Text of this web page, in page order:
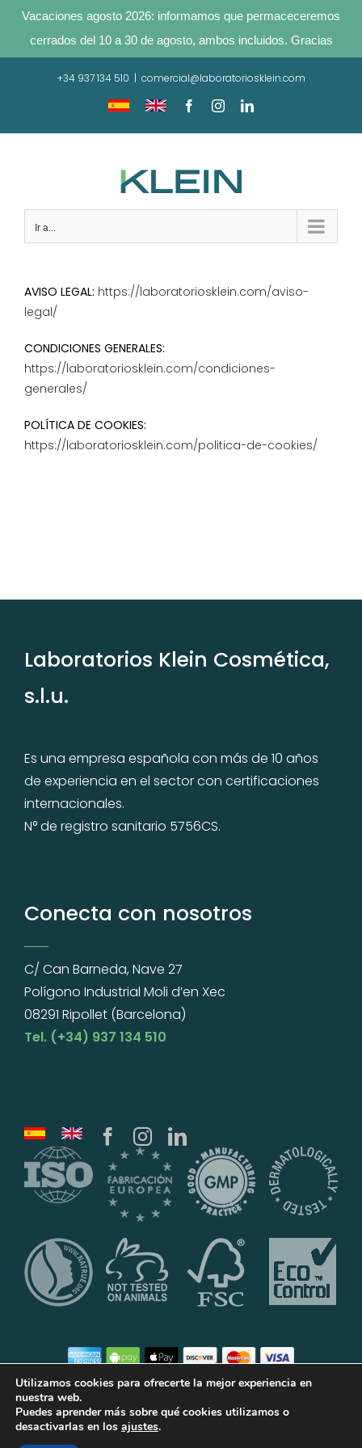
Vacaciones agosto 2026: informamos que permaceceremos
cerrados del 10 a 30 de agosto, ambos incluidos. Gracias
+34 937 134 510 | comercial@laboratoriosklein.com
TraducirTranslate
FacebookInstagramLinkedIn
Ir a...
AVISO LEGAL: https://laboratoriosklein.com/aviso-
legal/
CONDICIONES GENERALES:
https://laboratoriosklein.com/condiciones-
generales/
POLÍTICA DE COOKIES:
https://laboratoriosklein.com/politica-de-cookies/
Laboratorios Klein Cosmética,
s.l.u.
Es una empresa española con más de 10 años
de experiencia en el sector con certificaciones
internacionales.
N° de registro sanitario 5756CS.
Conecta con nosotros
C/ Can Barneda, Nave 27
Polígono Industrial Moli d’en Xec
08291 Ripollet (Barcelona)
Tel. (+34) 937 134 510
©2020 Laboratorios Klein Cosmetica, S.L.U.
Utilizamos cookies para ofrecerte la mejor experiencia en
nuestra web.
Puedes aprender más sobre qué cookies utilizamos o
desactivarlas en los ajustes.